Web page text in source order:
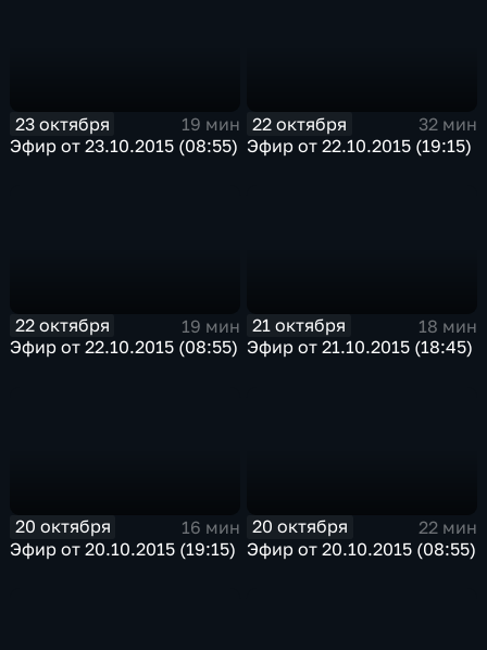
23 октября
19 мин
Эфир от 23.10.2015 (08:55)
22 октября
32 мин
Эфир от 22.10.2015 (19:15)
22 октября
19 мин
Эфир от 22.10.2015 (08:55)
21 октября
18 мин
Эфир от 21.10.2015 (18:45)
20 октября
16 мин
Эфир от 20.10.2015 (19:15)
20 октября
22 мин
Эфир от 20.10.2015 (08:55)